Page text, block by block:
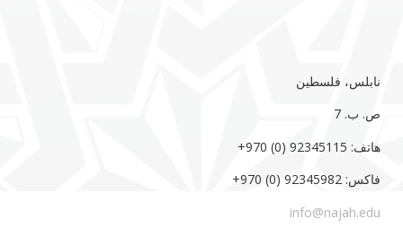
نابلس، فلسطين
ص. ب. 7‏
هاتف: 92345115 (0) 970‏‎+‎
فاكس: 92345982 (0) 970‏‎+‎
info@najah.edu